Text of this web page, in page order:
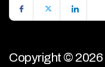
Copyright © 2026